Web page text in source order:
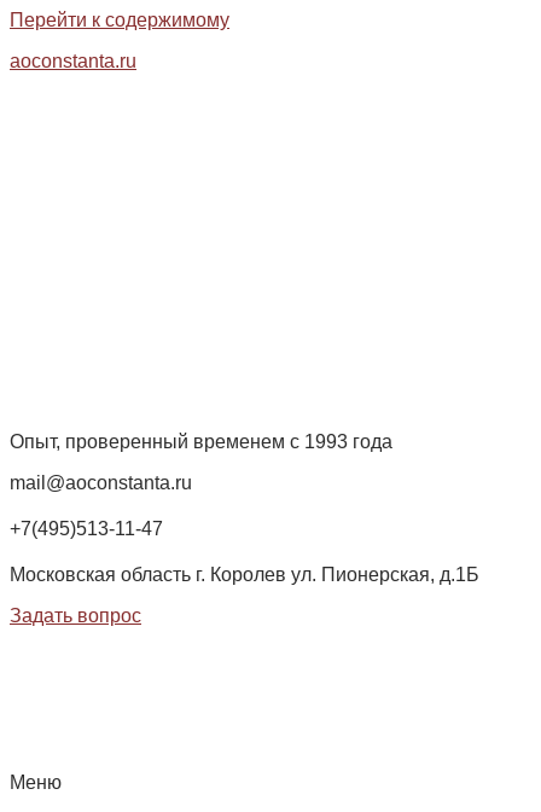
Перейти к содержимому
aoconstanta.ru
Опыт, проверенный временем с 1993 года
mail@aoconstanta.ru
+7(495)513-11-47
Московская область г. Королев ул. Пионерская, д.1Б
Задать вопрос
Меню